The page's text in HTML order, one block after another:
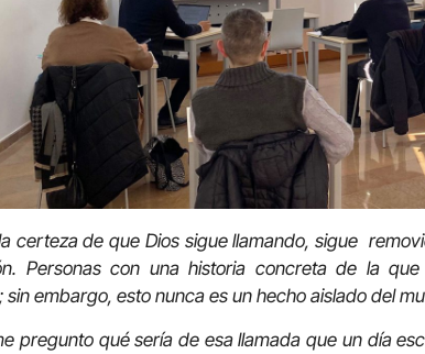
certeza de que Dios sigue llamando, sigue
Personas con una historia concreta de la
sin embargo, esto nunca es un hecho aislado del
pregunto qué sería de esa llamada que un día